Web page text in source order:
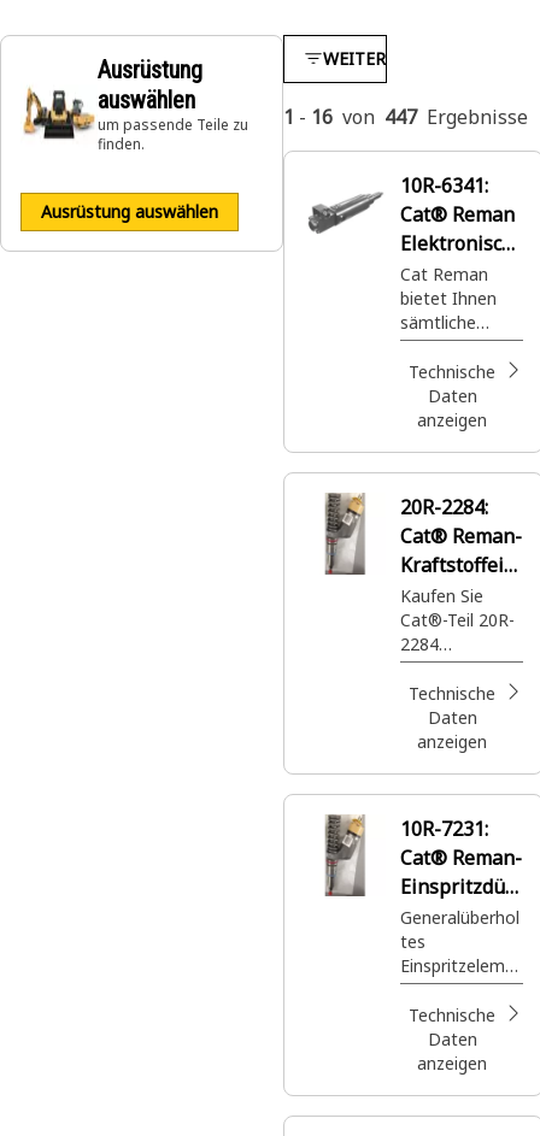
Ausrüstung
auswählen
um passende Teile zu
finden.
Ausrüstung auswählen
WEITER
1 - 16 von 447 Ergebnisse
10R-6341:
Cat® Reman
Elektronisch
er Aktuator
Cat Reman
bietet Ihnen
sämtliche
Vorteile:
Hochwertige
aufgearbeitete
Cat®-Teile mit
– wann und wo
benötigen und
zu einem
Bruchteil des
Neupreises.
Technische
Daten
anzeigen
20R-2284:
Cat® Reman-
Kraftstoffein
spritzdüse
Kaufen Sie
Cat®-Teil 20R-
2284
generalüberhol
te
Einspritzdüse.
Dieses Teil
für Ihre Cat®-
hergestellt, um
das
Kraftstoffmana
gement Ihrer
Maschine zu
unterstützen
Technische
Daten
anzeigen
10R-7231:
Cat® Reman-
Einspritzdüs
en und -
elemente
Generalüberhol
tes
Einspritzeleme
nt
Technische
Daten
anzeigen